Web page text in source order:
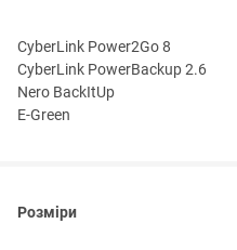
CyberLink Power2Go 8
CyberLink PowerBackup 2.6
Nero BackItUp
E-Green
Розміри